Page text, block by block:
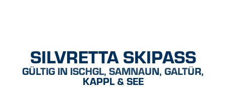
SILVRETTA SKIPASS
GÜLTIG IN ISCHGL, SAMNAUN, GALTÜR,
KAPPL & SEE